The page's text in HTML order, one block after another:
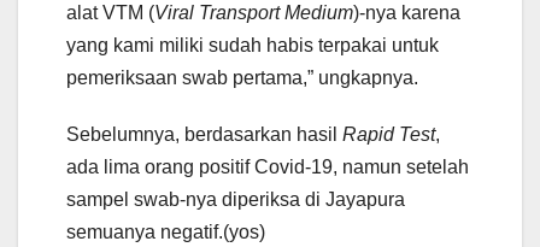
alat VTM (Viral Transport Medium)-nya karena
yang kami miliki sudah habis terpakai untuk
pemeriksaan swab pertama,” ungkapnya.
Sebelumnya, berdasarkan hasil Rapid Test,
ada lima orang positif Covid-19, namun setelah
sampel swab-nya diperiksa di Jayapura
semuanya negatif.(yos)